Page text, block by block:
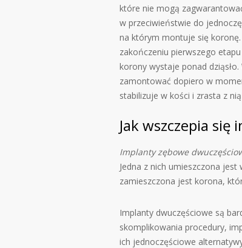
które nie mogą
w przeciwieństwie do
na którym montuje się koronę.
zakończeniu pierwszego
korony wystaje ponad
zamontować dopiero w
stabilizuje w kości i zrasta z
Jak wszczepia
Implanty zębowe
Jedna z nich umieszczona jest
zamieszczona jest korona,
Implanty dwuczęściowe są
skomplikowania procedury,
ich jednoczęściowe